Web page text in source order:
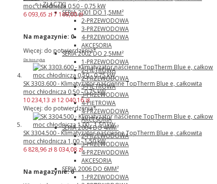
ZŁĄCZKI
SERIA 2001 DO 1,5MM²
2-PRZEWODOWA
3-PRZEWODOWA
4-PRZEWODOWA
AKCESORIA
SERIA 2002 DO 2,5MM²
1-PRZEWODOWA
2-PIĘTROWA
2-PRZEWODOWA
3-PIĘTROWA
3-PRZEWODOWA
4-PIĘTROWA
4-PRZEWODOWA
AKCESORIA
SERIA 2004 DO 4MM²
2-PRZEWODOWA
3-PRZEWODOWA
4-PRZEWODOWA
AKCESORIA
SERIA 2006 DO 6MM²
1-PRZEWODOWA
moc chłodnicza 0,50 - 0,75 kW
6 093,65 zł7 169,00 zł
Na magazynie: 0
Więcej: do potwierdzenia*
Do koszyka
SK 3303.600 - Klimatyzator naścienne TopTherm Blue e, całkowita
moc chłodnicza 0,50 - 0,75 kW
10 234,13 zł 12 040,16 zł
Więcej: do potwierdzenia*
SK 3304.500 - Klimatyzator naścienne TopTherm Blue e, całkowita
moc chłodnicza 1,00 - 1,50 kW
6 828,96 zł 8 034,08 zł
Na magazynie:0